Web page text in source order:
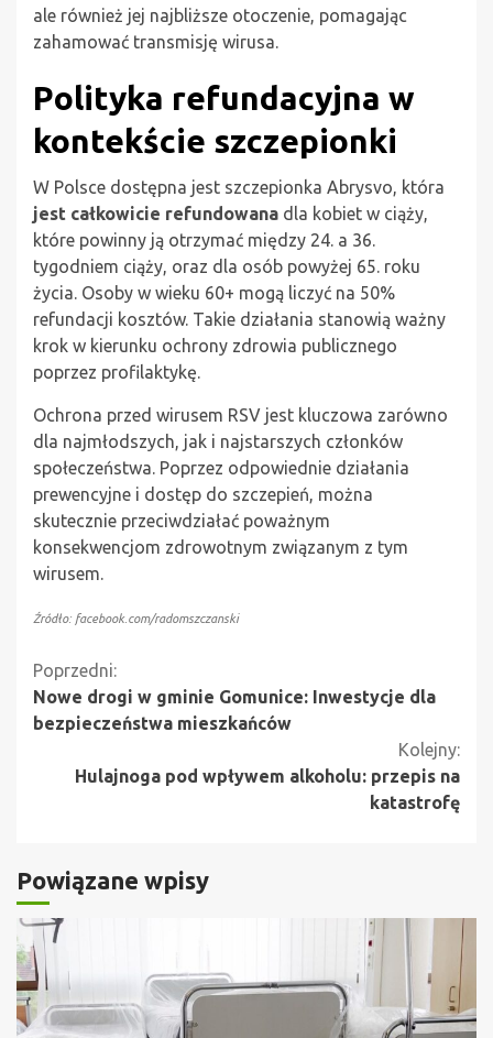
ale również jej najbliższe otoczenie, pomagając
zahamować transmisję wirusa.
Polityka refundacyjna w
kontekście szczepionki
W Polsce dostępna jest szczepionka Abrysvo, która
jest całkowicie refundowana dla kobiet w ciąży,
które powinny ją otrzymać między 24. a 36.
tygodniem ciąży, oraz dla osób powyżej 65. roku
życia. Osoby w wieku 60+ mogą liczyć na 50%
refundacji kosztów. Takie działania stanowią ważny
krok w kierunku ochrony zdrowia publicznego
poprzez profilaktykę.
Ochrona przed wirusem RSV jest kluczowa zarówno
dla najmłodszych, jak i najstarszych członków
społeczeństwa. Poprzez odpowiednie działania
prewencyjne i dostęp do szczepień, można
skutecznie przeciwdziałać poważnym
konsekwencjom zdrowotnym związanym z tym
wirusem.
Źródło: facebook.com/radomszczanski
Kontynuuj
czytanie
Poprzedni:
Nowe drogi w gminie Gomunice: Inwestycje dla
bezpieczeństwa mieszkańców
Kolejny:
Hulajnoga pod wpływem alkoholu: przepis na
katastrofę
Powiązane wpisy